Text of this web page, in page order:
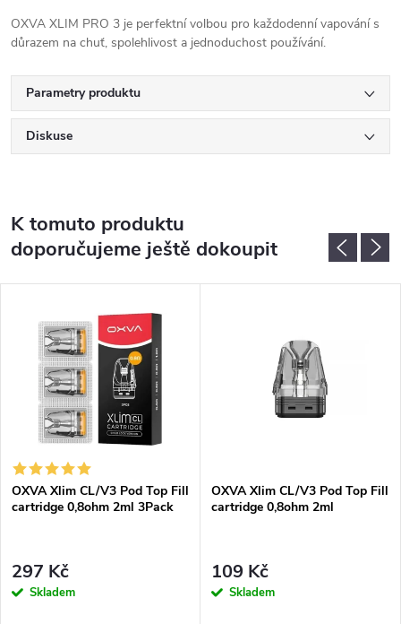
OXVA XLIM PRO 3 je perfektní volbou pro každodenní vapování s
důrazem na chuť, spolehlivost a jednoduchost používání.
Parametry produktu
Diskuse
K tomuto produktu
doporučujeme ještě dokoupit
OXVA Xlim CL/V3 Pod Top Fill
cartridge 0,8ohm 2ml 3Pack
297 Kč
Skladem
OXVA Xlim CL/V3 Pod Top Fill
cartridge 0,8ohm 2ml
109 Kč
Skladem